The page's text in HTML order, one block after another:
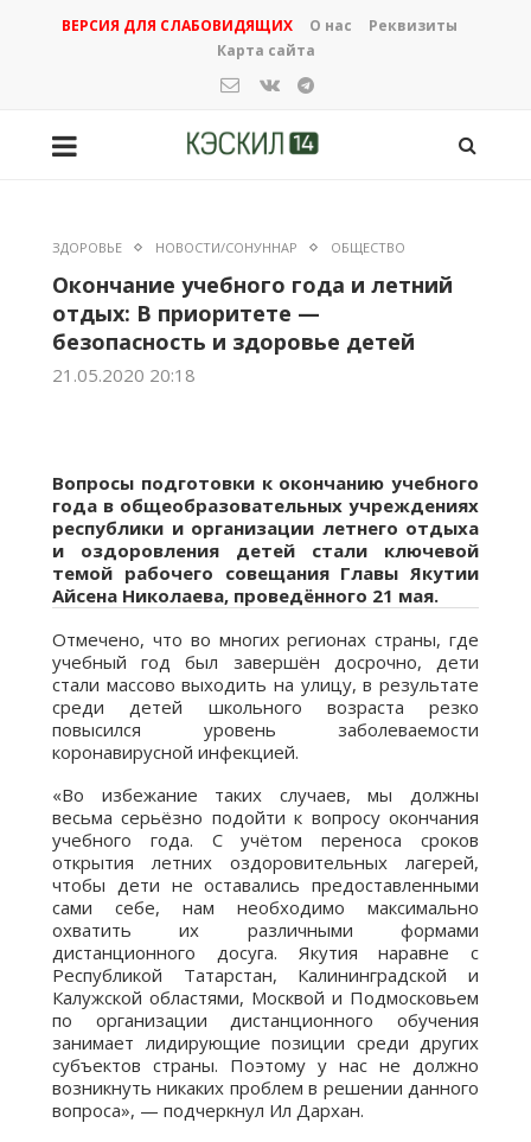
ВЕРСИЯ ДЛЯ СЛАБОВИДЯЩИХ О нас
Реквизиты
Карта сайта
ЗДОРОВЬЕ НОВОСТИ/СОНУННАР ОБЩЕСТВО
Окончание учебного года и летний
отдых: В приоритете —
безопасность и здоровье детей
21.05.2020 20:18
Вопросы подготовки к окончанию учебного
года в общеобразовательных учреждениях
республики и организации летнего отдыха
и оздоровления детей стали ключевой
темой рабочего совещания Главы Якутии
Айсена Николаева, проведённого 21 мая.
Отмечено, что во многих регионах страны, где
учебный год был завершён досрочно, дети
стали массово выходить на улицу, в результате
среди детей школьного возраста резко
повысился уровень заболеваемости
коронавирусной инфекцией.
«Во избежание таких случаев, мы должны
весьма серьёзно подойти к вопросу окончания
учебного года. С учётом переноса сроков
открытия летних оздоровительных лагерей,
чтобы дети не оставались предоставленными
сами себе, нам необходимо максимально
охватить их различными формами
дистанционного досуга. Якутия наравне с
Республикой Татарстан, Калининградской и
Калужской областями, Москвой и Подмосковьем
по организации дистанционного обучения
занимает лидирующие позиции среди других
субъектов страны. Поэтому у нас не должно
возникнуть никаких проблем в решении данного
вопроса», — подчеркнул Ил Дархан.